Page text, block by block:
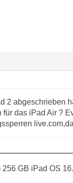
2 abgeschrieben
das iPad Air ?
GB iPad OS